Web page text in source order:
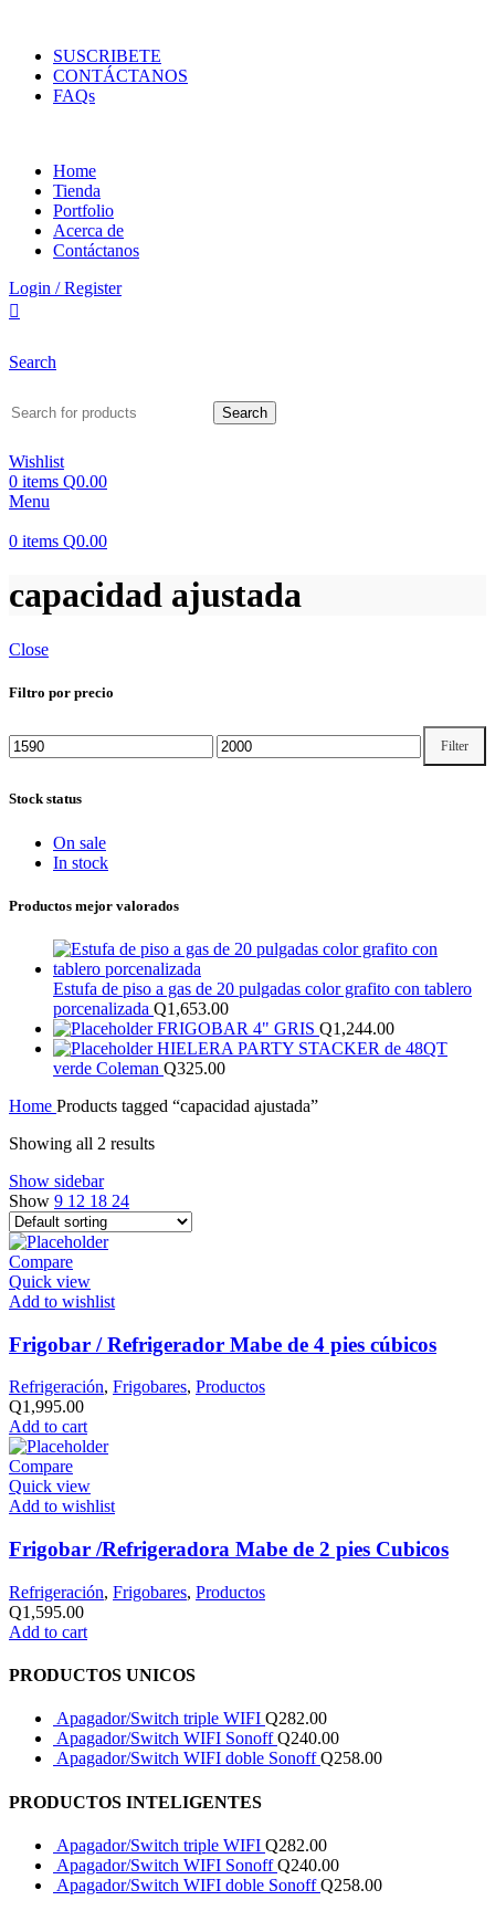
SUSCRIBETE
CONTÁCTANOS
FAQs
Home
Tienda
Portfolio
Acerca de
Contáctanos
Login / Register
Search
Search
Wishlist
0 items Q0.00
Menu
0 items Q0.00
capacidad ajustada
Close
Filtro por precio
Min
Max
Filter
Stock status
On sale
In stock
Productos mejor valorados
Estufa de piso a gas de 20 pulgadas color grafito con tablero
porcenalizada Q1,653.00
FRIGOBAR 4" GRIS Q1,244.00
HIELERA PARTY STACKER de 48QT
verde Coleman Q325.00
Home Products tagged “capacidad ajustada”
Showing all 2 results
Show sidebar
Show 9 12 18 24
Compare
Quick view
Add to wishlist
Frigobar / Refrigerador Mabe de 4 pies cúbicos
Refrigeración, Frigobares, Productos
Q1,995.00
Add to cart
Compare
Quick view
Add to wishlist
Frigobar /Refrigeradora Mabe de 2 pies Cubicos
Refrigeración, Frigobares, Productos
Q1,595.00
Add to cart
PRODUCTOS UNICOS
Apagador/Switch triple WIFI Q282.00
Apagador/Switch WIFI SonoffQ240.00
Apagador/Switch WIFI doble SonoffQ258.00
PRODUCTOS INTELIGENTES
Apagador/Switch triple WIFI Q282.00
Apagador/Switch WIFI SonoffQ240.00
Apagador/Switch WIFI doble SonoffQ258.00